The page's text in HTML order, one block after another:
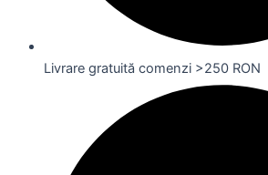
Livrare gratuită comenzi >250 RON